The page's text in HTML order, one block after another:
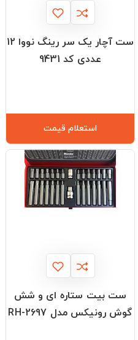
ست آچار یک سر رینگ نووا 12
عددی کد 9431
استعلام قیمت
ست بیت ستاره ای و شش
گوش رونیکس مدل RH-2697